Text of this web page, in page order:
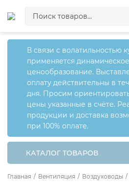
В связи с волатильностью
применяется динамическое
ценообразование.
оплату действительны в
дня. Просим
цены указанные в счёте.
продукции и доставка
при 100% оплате.
КАТАЛОГ ТОВАРОВ
Главная / Вентиляция / Воздуховоды /